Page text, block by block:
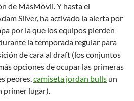
de MásMóvil. Y hasta el
Silver, ha activado la alerta por
por la que los equipos pierden
la temporada regular para
de cara al draft (los conjuntos
opciones de ocupar las primeras
peores,camiseta jordan bulls un
primer lugar).